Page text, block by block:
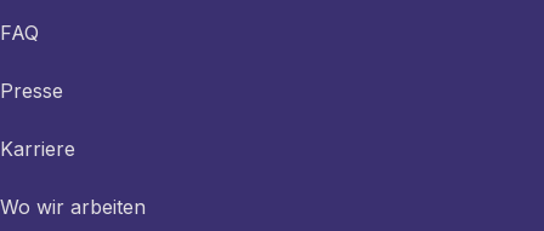
FAQ
Presse
Karriere
Wo wir arbeiten